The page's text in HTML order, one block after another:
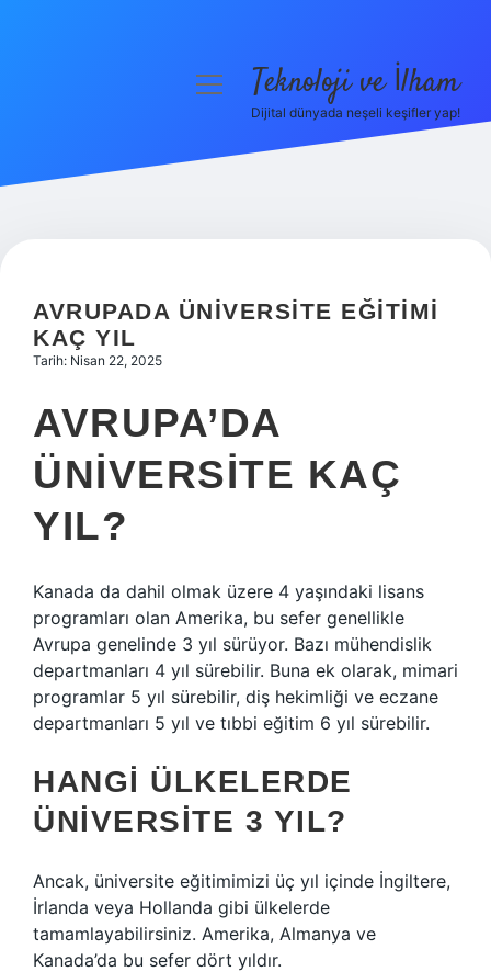
Hakkımızda
menüyüTeknoloji ve İlham
Dijital dünyada neşeli keşifler yap!
AVRUPADA ÜNIVERSITE EĞITIMI
KAÇ YIL
Tarih: Nisan 22, 2025
AVRUPA’DA
ÜNIVERSITE KAÇ
YIL?
Kanada da dahil olmak üzere 4 yaşındaki lisans
programları olan Amerika, bu sefer genellikle
Avrupa genelinde 3 yıl sürüyor. Bazı mühendislik
departmanları 4 yıl sürebilir. Buna ek olarak, mimari
programlar 5 yıl sürebilir, diş hekimliği ve eczane
departmanları 5 yıl ve tıbbi eğitim 6 yıl sürebilir.
HANGI ÜLKELERDE
ÜNIVERSITE 3 YIL?
Ancak, üniversite eğitimimizi üç yıl içinde İngiltere,
İrlanda veya Hollanda gibi ülkelerde
tamamlayabilirsiniz. Amerika, Almanya ve
Kanada’da bu sefer dört yıldır.